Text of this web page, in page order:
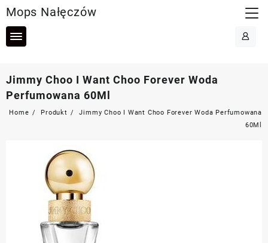
to
content
Mops Nałęczów
Jimmy Choo I Want Choo Forever Woda
Perfumowana 60Ml
Home Produkt
Jimmy Choo I Want Choo Forever Woda Perfumowana
60Ml